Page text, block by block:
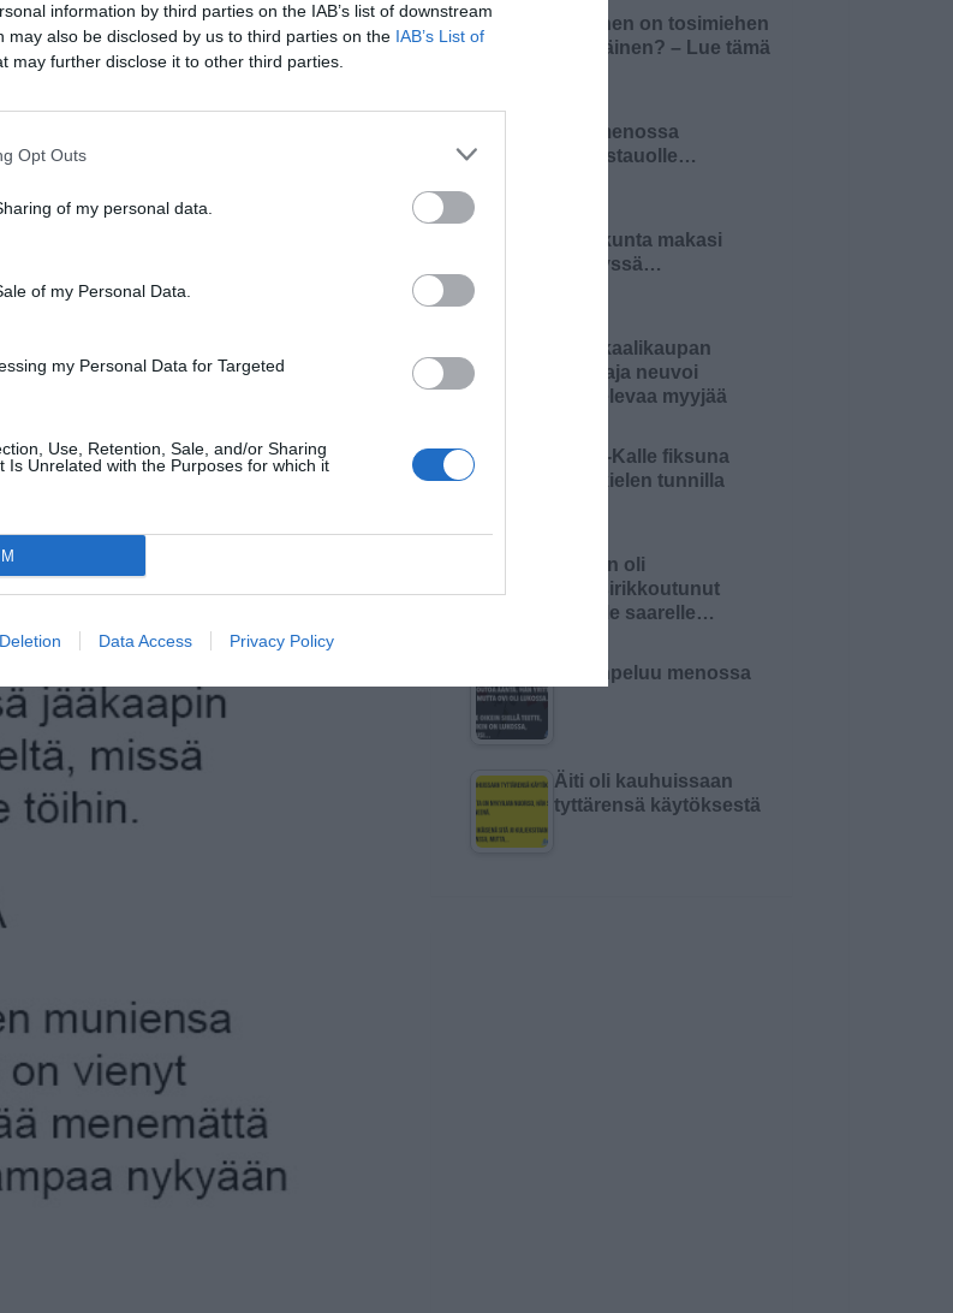
information by third parties on the IAB’s list of downstream
may also be disclosed by us to third parties on the IAB’s List of
may further disclose it to other third parties.
Opt Outs
of my personal data.
of my Personal Data.
my Personal Data for Targeted
Use, Retention, Sale, and/or Sharing
Is Unrelated with the Purposes for which it
Data Access Privacy Policy
Millainen on tosimiehen
pääsiäinen? – Lue tämä
Olin menossa
lounastauolle…
Pariskunta makasi
sängyssä…
Kemikaalikaupan
omistaja neuvoi
aloittelevaa myyjää
Pikku-Kalle fiksuna
äidinkielen tunnilla
Nainen oli
haaksirikkoutunut
autiolle saarelle…
Kortinpeluu menossa
Äiti oli kauhuissaan
tyttärensä käytöksestä